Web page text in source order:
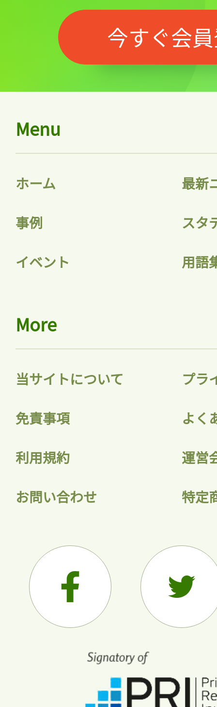
記事をお気に入りに
ログイン
今すぐ会
Menu
ホーム 最新
事例 スタ
イベント 用語
More
当サイトについて プラ
免責事項 よく
利用規約 運営
お問い合わせ 特定